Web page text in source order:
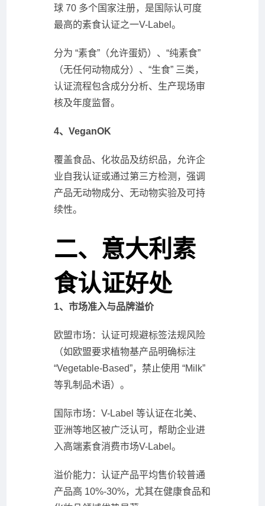
球 70 多个国家注册，是国际认可度
最高的素食认证之一V-Label。
分为 “素食”（允许蛋奶）、“纯素食”
（无任何动物成分）、“生食” 三类，
认证流程包含成分分析、生产现场审
核及年度监督。
4、VeganOK
覆盖食品、化妆品及纺织品，允许企
业自我认证或通过第三方检测，强调
产品无动物成分、无动物实验及可持
续性。
二、意大利素
食认证好处
1、市场准入与品牌溢价
欧盟市场：认证可规避标签法规风险
（如欧盟要求植物基产品明确标注
“Vegetable-Based”，禁止使用 “Milk”
等乳制品术语）。
国际市场：V-Label 等认证在北美、
亚洲等地区被广泛认可，帮助企业进
入高端素食消费市场V-Label。
溢价能力：认证产品平均售价较普通
产品高 10%-30%，尤其在健康食品和